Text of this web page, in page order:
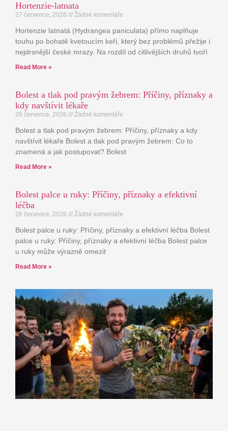
Hortenzie-latnata
27 července, 2026 Žádné komentáře
Hortenzie latnatá (Hydrangea paniculata) přímo naplňuje
touhu po bohatě kvetoucím keři, který bez problémů přežije i
nejdrsnější české mrazy. Na rozdíl od citlivějších druhů tvoří
Read More »
Bolest a tlak pod pravým žebrem: Příčiny, příznaky a
kdy navštívit lékaře
26 července, 2026 Žádné komentáře
Bolest a tlak pod pravým žebrem: Příčiny, příznaky a kdy
navštívit lékaře Bolest a tlak pod pravým žebrem: Co to
znamená a jak postupovat? Bolest
Read More »
Bolest palce u ruky: Příčiny, příznaky a efektivní
léčba
26 července, 2026 Žádné komentáře
Bolest palce u ruky: Příčiny, příznaky a efektivní léčba Bolest
palce u ruky: Příčiny, příznaky a efektivní léčba Bolest palce
u ruky může výrazně omezit
Read More »